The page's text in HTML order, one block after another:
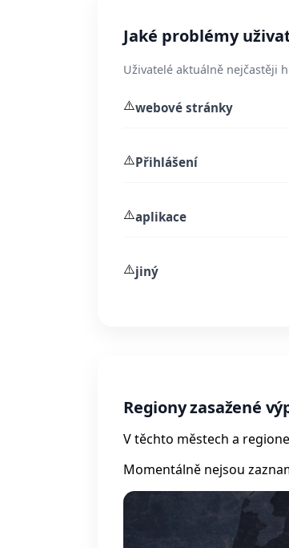
Jaké problémy
Uživatelé aktuálně nejčastěji
⚠️webové stránky
⚠️Přihlášení
⚠️aplikace
⚠️jiný
Regiony zasažené
V těchto městech a
Momentálně nejsou